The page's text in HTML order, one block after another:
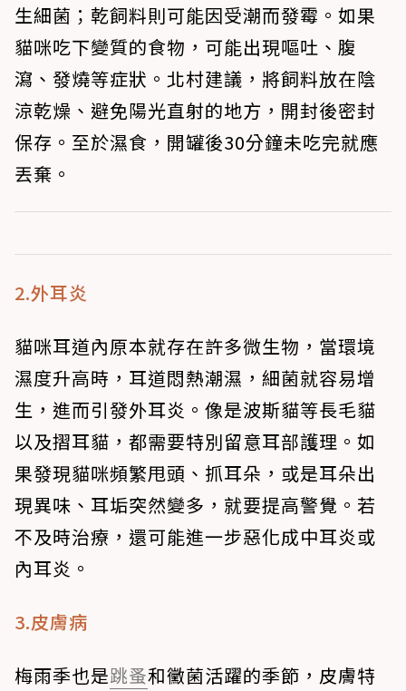
生細菌；乾飼料則可能因受潮而發霉。如果
貓咪吃下變質的食物，可能出現嘔吐、腹
瀉、發燒等症狀。北村建議，將飼料放在陰
涼乾燥、避免陽光直射的地方，開封後密封
保存。至於濕食，開罐後30分鐘未吃完就應
丟棄。
2.外耳炎
貓咪耳道內原本就存在許多微生物，當環境
濕度升高時，耳道悶熱潮濕，細菌就容易增
生，進而引發外耳炎。像是波斯貓等長毛貓
以及摺耳貓，都需要特別留意耳部護理。如
果發現貓咪頻繁甩頭、抓耳朵，或是耳朵出
現異味、耳垢突然變多，就要提高警覺。若
不及時治療，還可能進一步惡化成中耳炎或
內耳炎。
3.皮膚病
梅雨季也是跳蚤和黴菌活躍的季節，皮膚特